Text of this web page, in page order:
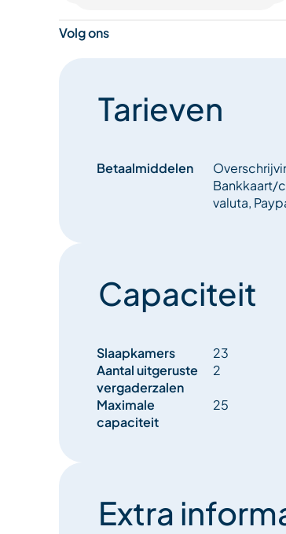
Volg ons
Tarieven
Betaalmiddelen
Bankkaart/
valuta,
Capaciteit
Slaapkamers
23
Aantal uitgeruste
vergaderzalen
2
Maximale
capaciteit
25
Extra